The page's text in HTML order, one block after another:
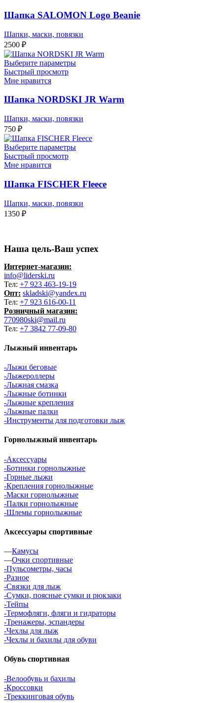
Шапка SALOMON Logo Beanie
Шапки, маски, повязки
2500 ₽
Выберите параметры
Быстрый просмотр
Мне нравится
Шапка NORDSKI JR Warm
Шапки, маски, повязки
750 ₽
Выберите параметры
Быстрый просмотр
Мне нравится
Шапка FISCHER Fleece
Шапки, маски, повязки
1350 ₽
Наша цель-Ваш успех
Интернет-магазин:
info@liderski.ru
Тел: +7 923 463-19-19
Опт: skladski@yandex.ru
Тел: +7 923 616-00-11
Розничный магазин:
770980ski@mail.ru
Тел: +7 3842 77-09-80
Лыжный инвентарь
-Лыжи беговые
-Лыжероллеры
-Лыжная смазка
-Лыжные ботинки
-Лыжные крепления
-Лыжные палки
-Инструменты для подготовки лыж
Горнолыжный инвентарь
-Аксессуары
-Ботинки горнолыжные
-Горные лыжи
-Крепления горнолыжные
-Маски горнолыжные
-Палки горнолыжные
-Шлемы горнолыжные
Аксессуары спортивные
—Камусы
—Очки спортивные
-Пульсометры, часы
-Разное
-Связки для лыж
-Сумки, поясные сумки и рюкзаки
-Тейпы
-Термофляги, фляги и гидраторы
-Тренажеры, эспандеры
-Чехлы для лыж
-Чехлы и бахилы для обуви
Обувь спортивная
-Велообувь и бахилы
-Кроссовки
-Треккинговая обувь